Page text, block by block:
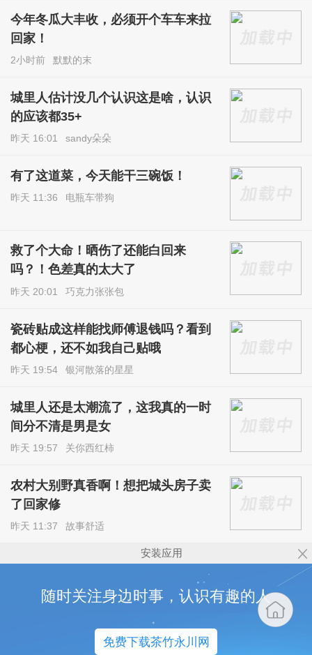
今年冬瓜大丰收，必须开个车车来拉
回家！
2小时前 默默的末
城里人估计没几个认识这是啥，认识
的应该都35+
昨天 16:01 sandy朵朵
有了这道菜，今天能干三碗饭！
昨天 11:36 电瓶车带狗
救了个大命！晒伤了还能白回来
吗？！色差真的太大了
昨天 20:01 巧克力张张包
瓷砖贴成这样能找师傅退钱吗？看到
都心梗，还不如我自己贴哦
昨天 19:54 银河散落的星星
城里人还是太潮流了，这我真的一时
间分不清是男是女
昨天 19:57 关你西红柿
农村大别野真香啊！想把城头房子卖
了回家修
昨天 11:37 故事舒适
安装应用
随时关注身边时事，认识有趣的人
免费下载茶竹永川网